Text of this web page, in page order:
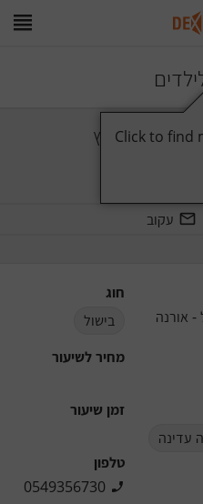
דוידוביץ
עקוב
חוג
בישול
מחיר לשיעור
עדינה
זמן שיעור
טלפון
0549356730
Click to find